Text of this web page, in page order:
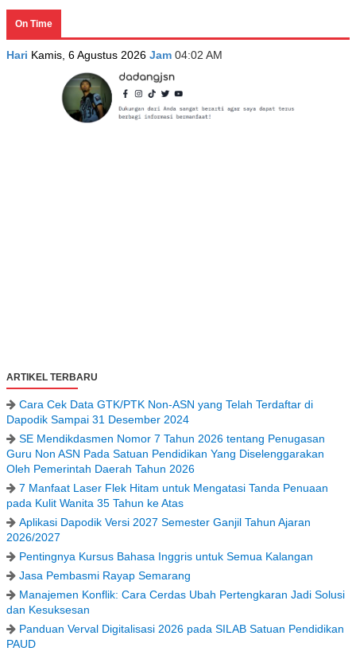
On Time
Hari Kamis, 6 Agustus 2026 Jam 04:02 AM
ARTIKEL TERBARU
Cara Cek Data GTK/PTK Non-ASN yang Telah Terdaftar di
Dapodik Sampai 31 Desember 2024
SE Mendikdasmen Nomor 7 Tahun 2026 tentang Penugasan
Guru Non ASN Pada Satuan Pendidikan Yang Diselenggarakan
Oleh Pemerintah Daerah Tahun 2026
7 Manfaat Laser Flek Hitam untuk Mengatasi Tanda Penuaan
pada Kulit Wanita 35 Tahun ke Atas
Aplikasi Dapodik Versi 2027 Semester Ganjil Tahun Ajaran
2026/2027
Pentingnya Kursus Bahasa Inggris untuk Semua Kalangan
Jasa Pembasmi Rayap Semarang
Manajemen Konflik: Cara Cerdas Ubah Pertengkaran Jadi Solusi
dan Kesuksesan
Panduan Verval Digitalisasi 2026 pada SILAB Satuan Pendidikan
PAUD